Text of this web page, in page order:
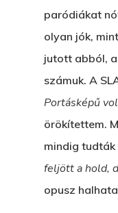
paródiákat
olyan jók,
jutott abból,
számuk. A
Portásképű
örökítettem.
mindig tudták
feljött a hold,
opusz